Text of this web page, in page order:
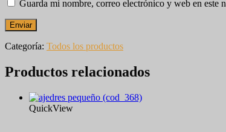
Guarda mi nombre, correo electrónico y web en este
Categoría: Todos los productos
Productos relacionados
QuickView